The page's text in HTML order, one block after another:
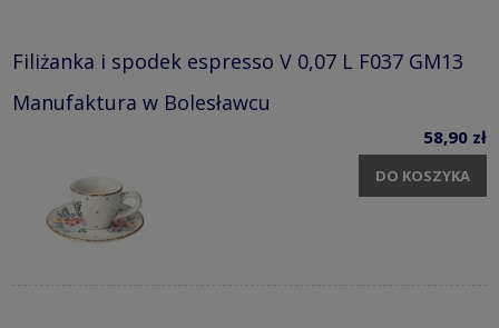
Filiżanka i spodek espresso V 0,07 L F037 GM13
Manufaktura w Bolesławcu
58,90 zł
DO KOSZYKA